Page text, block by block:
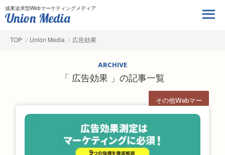
成果追求型Webマーケティングメディア
TOP Union Media 広告効果
ARCHIVE
「 広告効果 」の記事一覧
その他Webマー